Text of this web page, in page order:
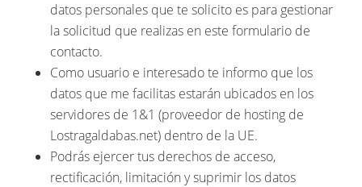
datos personales que te solicito es para gestionar
la solicitud que realizas en este formulario de
contacto.
Como usuario e interesado te informo que los
datos que me facilitas estarán ubicados en los
servidores de 1&1 (proveedor de hosting de
Lostragaldabas.net) dentro de la UE.
Podrás ejercer tus derechos de acceso,
rectificación, limitación y suprimir los datos